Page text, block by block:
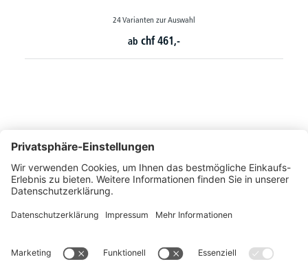
24 Varianten zur Auswahl
ab chf 461,-
Montags bis Freitags von 08:30 - 17:00 Uhr
+41 44 240 / 11 55
+41 44 240 / 11 57
info@office-trade.ch